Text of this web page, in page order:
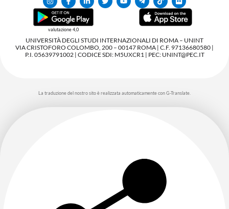
valutazione 4,0
UNIVERSITÀ DEGLI STUDI INTERNAZIONALI DI ROMA – UNINT
VIA CRISTOFORO COLOMBO, 200 – 00147 ROMA | C.F. 97136680580 |
P.I. 05639791002 | CODICE SDI: M5UXCR1 | PEC: UNINT@PEC.IT
La traduzione del nostro sito è realizzata automaticamente con G-Translate.